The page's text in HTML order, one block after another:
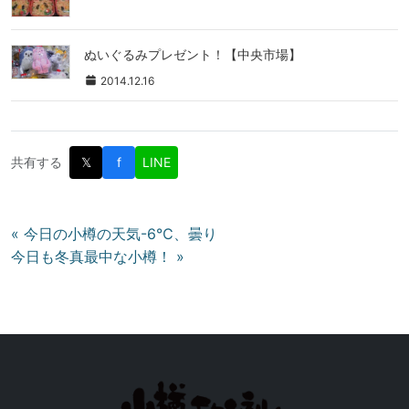
ぬいぐるみプレゼント！【中央市場】
2014.12.16
共有する 𝕏 f LINE
投
稿
« 今日の小樽の天気-6℃、曇り
今日も冬真最中な小樽！ »